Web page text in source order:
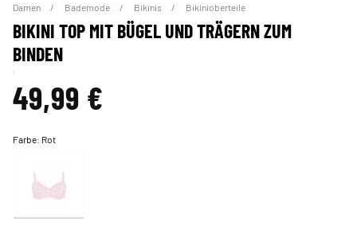
Damen Bademode Bikinis Bikinioberteile
BIKINI TOP MIT BÜGEL UND TRÄGERN ZUM
BINDEN
49,99 €
Farbe: Rot